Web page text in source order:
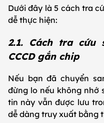
Dưới đây là 5 cách tra
dễ thực hiện:
2.1. Cách tra cứu
CCCD gắn chip
Nếu bạn đã chuyển
đừng lo nếu không nhớ
tin này vẫn được lưu
dễ dàng truy xuất bằng